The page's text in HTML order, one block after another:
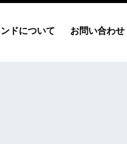
ドについて お問い合わせ